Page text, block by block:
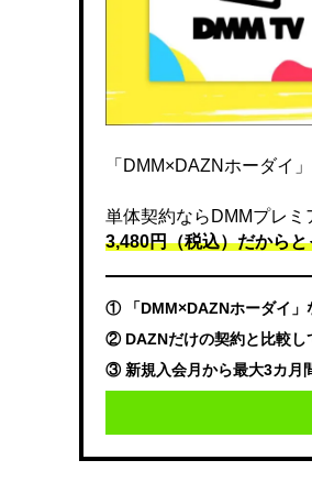
「DMM×DAZNホーダイ
単体契約ならDMMプレミ
3,480円（税込）だから
① 「DMM×DAZNホーダイ」
② DAZNだけの契約と比較し
③ 新規入会月から最大3カ月